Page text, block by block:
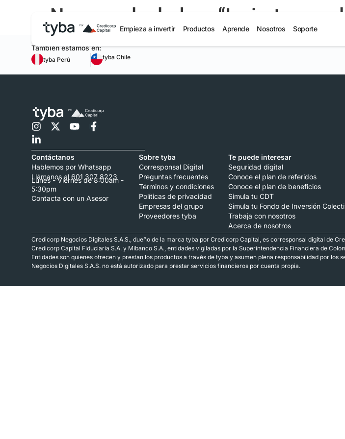
Empieza a invertir Productos Aprende Nosotros Soporte
Nueva calculadora “Invierte para
También estamos en:
tyba Perú tyba Chile
Contáctanos
Hablemos por Whatsapp
Llámanos al 601 307 8223
Lunes - Viernes de 8:00am -
5:30pm
Contacta con un Asesor
Sobre tyba
Corresponsal Digital
Preguntas frecuentes
Términos y condiciones
Políticas de privacidad
Empresas del grupo
Proveedores tyba
Te puede interesar
Seguridad digital
Conoce el plan de referidos
Conoce el plan de beneficios
Simula tu CDT
Simula tu Fondo de Inversión
Trabaja con nosotros
Acerca de nosotros
Credicorp Negocios Digitales S.A.S., dueño de la marca tyba por Credicorp Capital, es corresponsal digital de
Credicorp Capital Fiduciaria S.A. y Mibanco S.A., entidades vigiladas por la Superintendencia Financiera de
Entidades son quienes ofrecen y prestan los productos a través de tyba y asumen plena responsabilidad por los
Negocios Digitales S.A.S. no está autorizado para prestar servicios financieros por cuenta propia.